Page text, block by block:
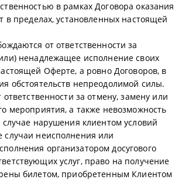
в рамках Договора оказания
в пределах, установленных настоящей
от ответственности за
ненадлежащее исполнение своих
Оферте, а ровно Договоров, в
обстоятельств непреодолимой силы.
ответственности за отмену, замену или
мероприятия, а также невозможность
случае нарушения клиентом условий
неисполнения или
организатором досугового
услуг, право на получение
билетом, приобретенным Клиентом